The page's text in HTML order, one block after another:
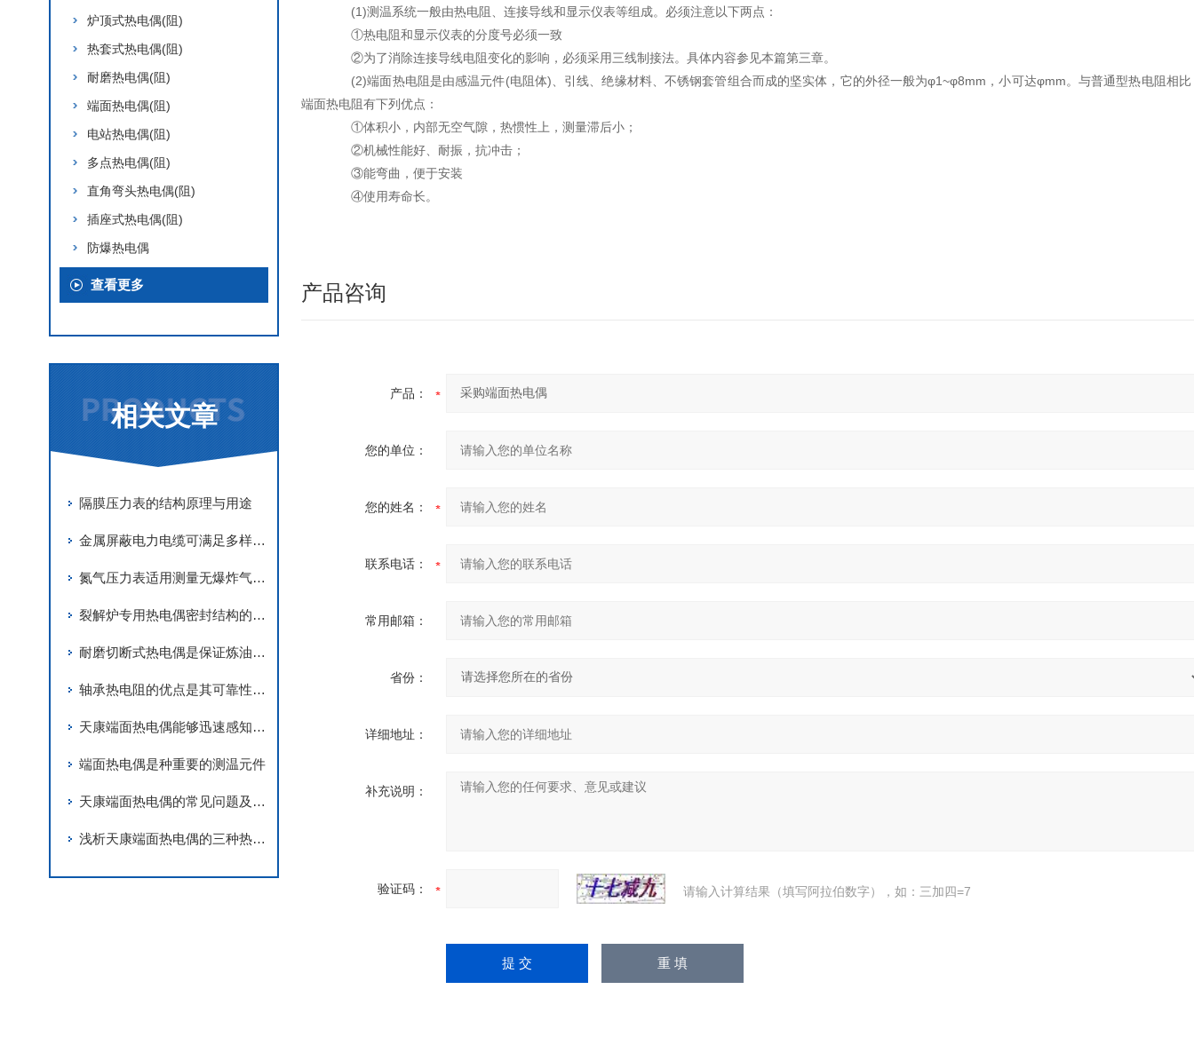
炉顶式热电偶(阻)
热套式热电偶(阻)
耐磨热电偶(阻)
端面热电偶(阻)
电站热电偶(阻)
多点热电偶(阻)
直角弯头热电偶(阻)
插座式热电偶(阻)
防爆热电偶
查看更多
相关文章
隔膜压力表的结构原理与用途
金属屏蔽电力电缆可满足多样化的工程需求
氮气压力表适用测量无爆炸气体的压力
裂解炉专用热电偶密封结构的概述
耐磨切断式热电偶是保证炼油生产安全的产品之一
轴承热电阻的优点是其可靠性和耐用性
天康端面热电偶能够迅速感知温度变化
端面热电偶是种重要的测温元件
天康端面热电偶的常见问题及相应的解决方法
浅析天康端面热电偶的三种热电效应
(1)测温系统一般由热电阻、连接导线和显示仪表等组成。必须注意以下两点：
①热电阻和显示仪表的分度号必须一致
②为了消除连接导线电阻变化的影响，必须采用三线制接法。具体内容参见本篇第三章。
(2)端面热电阻是由感温元件(电阻体)、引线、绝缘材料、不锈钢套管组合而成的坚实体，它的外径一般为φ1~φ8mm，小可达φmm。与普通型热电阻相比
端面热电阻有下列优点：
①体积小，内部无空气隙，热惯性上，测量滞后小；
②机械性能好、耐振，抗冲击；
③能弯曲，便于安装
④使用寿命长。
产品咨询
产品：
您的单位：
您的姓名：
联系电话：
常用邮箱：
省份：
详细地址：
补充说明：
验证码： 请输入计算结果（填写阿拉伯数字），如：三加四=7